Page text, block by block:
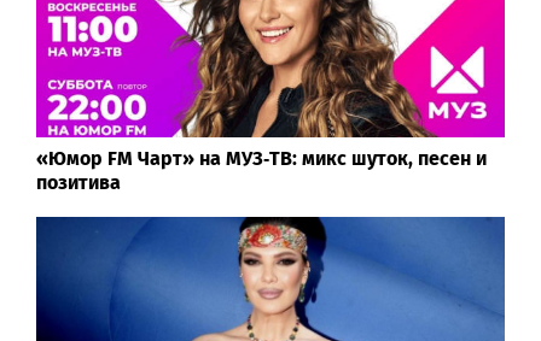
«Юмор FM Чарт» на МУЗ‑ТВ: микс шуток, песен и
позитива